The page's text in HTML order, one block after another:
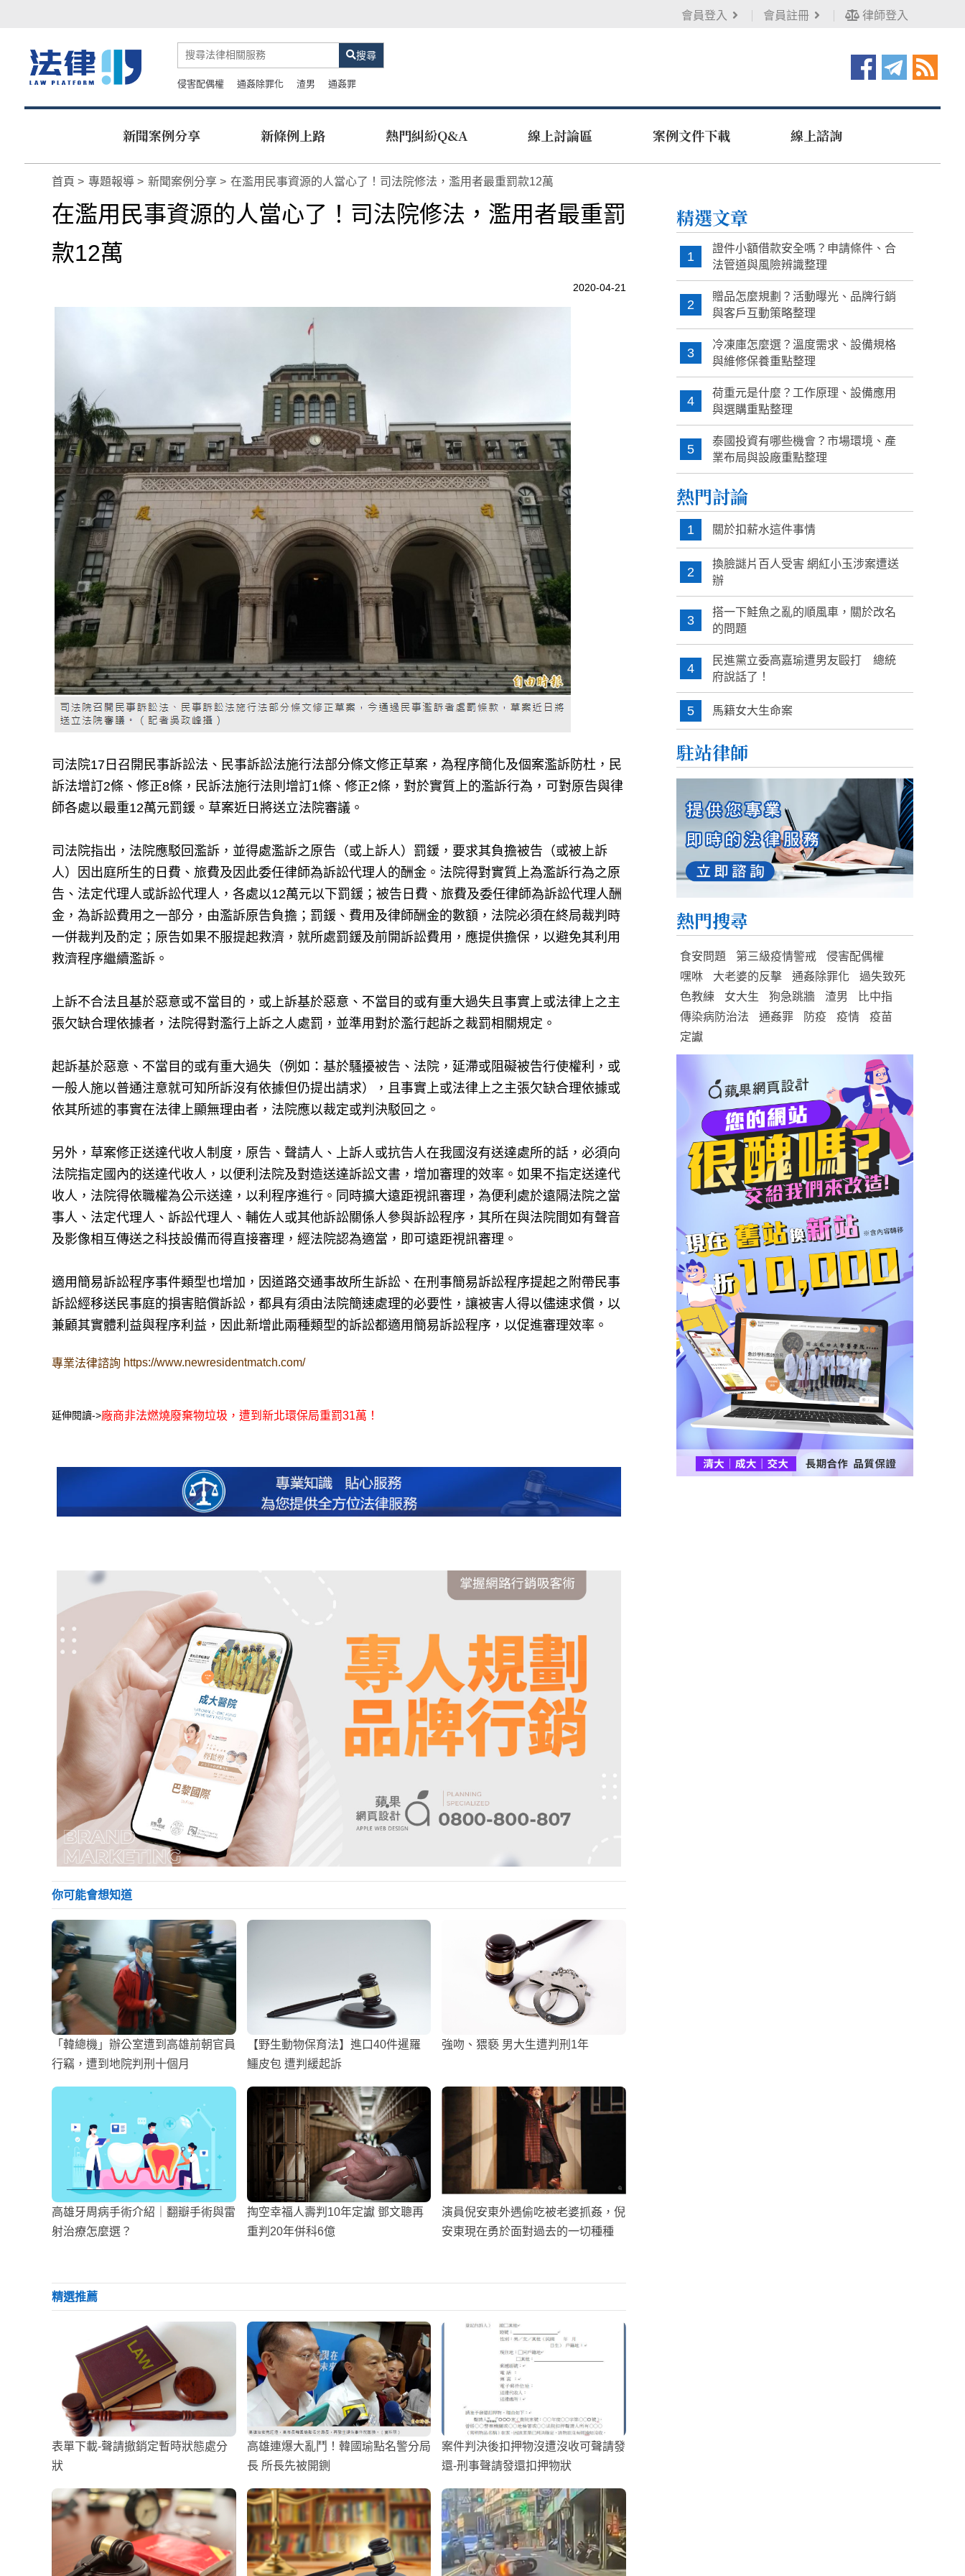
會員登入 會員註冊 律師登入
搜尋
侵害配偶權 通姦除罪化 渣男 通姦罪
新聞案例分享 新條例上路 熱門糾紛Q&A 線上討論區 案例文件下載 線上諮詢
首頁 專題報導 新聞案例分享 在濫用民事資源的人當心了！司法院修法，濫用者最重罰款12萬
在濫用民事資源的人當心了！司法院修法，濫用者最重罰
款12萬
2020-04-21
司法院17日召開民事訴訟法、民事訴訟法施行法部分條文修正草案，為程序簡化及個案濫訴防杜，民
訴法增訂2條、修正8條，民訴法施行法則增訂1條、修正2條，對於實質上的濫訴行為，可對原告與律
師各處以最重12萬元罰鍰。草案近日將送立法院審議。
司法院指出，法院應駁回濫訴，並得處濫訴之原告（或上訴人）罰鍰，要求其負擔被告（或被上訴
人）因出庭所生的日費、旅費及因此委任律師為訴訟代理人的酬金。法院得對實質上為濫訴行為之原
告、法定代理人或訴訟代理人，各處以12萬元以下罰鍰；被告日費、旅費及委任律師為訴訟代理人酬
金，為訴訟費用之一部分，由濫訴原告負擔；罰鍰、費用及律師酬金的數額，法院必須在終局裁判時
一併裁判及酌定；原告如果不服提起救濟，就所處罰鍰及前開訴訟費用，應提供擔保，以避免其利用
救濟程序繼續濫訴。
上訴不合法且基於惡意或不當目的，或上訴基於惡意、不當目的或有重大過失且事實上或法律上之主
張欠缺合理依據者，法院得對濫行上訴之人處罰，並準用對於濫行起訴之裁罰相關規定。
起訴基於惡意、不當目的或有重大過失（例如：基於騷擾被告、法院，延滯或阻礙被告行使權利，或
一般人施以普通注意就可知所訴沒有依據但仍提出請求），且事實上或法律上之主張欠缺合理依據或
依其所述的事實在法律上顯無理由者，法院應以裁定或判決駁回之。
另外，草案修正送達代收人制度，原告、聲請人、上訴人或抗告人在我國沒有送達處所的話，必須向
法院指定國內的送達代收人，以便利法院及對造送達訴訟文書，增加審理的效率。如果不指定送達代
收人，法院得依職權為公示送達，以利程序進行。同時擴大遠距視訊審理，為便利處於遠隔法院之當
事人、法定代理人、訴訟代理人、輔佐人或其他訴訟關係人參與訴訟程序，其所在與法院間如有聲音
及影像相互傳送之科技設備而得直接審理，經法院認為適當，即可遠距視訊審理。
適用簡易訴訟程序事件類型也增加，因道路交通事故所生訴訟、在刑事簡易訴訟程序提起之附帶民事
訴訟經移送民事庭的損害賠償訴訟，都具有須由法院簡速處理的必要性，讓被害人得以儘速求償，以
兼顧其實體利益與程序利益，因此新增此兩種類型的訴訟都適用簡易訴訟程序，以促進審理效率。
專業法律諮詢 https://www.newresidentmatch.com/
延伸閱讀->廠商非法燃燒廢棄物垃圾，遭到新北環保局重罰31萬！
你可能會想知道
「韓總機」辦公室遭到高雄前朝官員
行竊，遭到地院判刑十個月
【野生動物保育法】進口40件暹羅
鱷皮包 遭判緩起訴
強吻、猥褻 男大生遭判刑1年
高雄牙周病手術介紹｜翻瓣手術與雷
射治療怎麼選？
掏空幸福人壽判10年定讞 鄧文聰再
重判20年併科6億
演員倪安東外遇偷吃被老婆抓姦，倪
安東現在勇於面對過去的一切種種
精選推薦
表單下載-聲請撤銷定暫時狀態處分
狀
高雄連爆大亂鬥！韓國瑜點名警分局
長 所長先被開鍘
案件判決後扣押物沒遭沒收可聲請發
還-刑事聲請發還扣押物狀
精選文章
1
證件小額借款安全嗎？申請條件、合
法管道與風險辨識整理
2
贈品怎麼規劃？活動曝光、品牌行銷
與客戶互動策略整理
3
冷凍庫怎麼選？溫度需求、設備規格
與維修保養重點整理
4
荷重元是什麼？工作原理、設備應用
與選購重點整理
5
泰國投資有哪些機會？市場環境、產
業布局與設廠重點整理
熱門討論
1 關於扣薪水這件事情
2
換臉謎片百人受害 網紅小玉涉案遭送
辦
3
搭一下鮭魚之亂的順風車，關於改名
的問題
4
民進黨立委高嘉瑜遭男友毆打 總統
府說話了！
5 馬籍女大生命案
駐站律師
熱門搜尋
食安問題 第三級疫情警戒
侵害配偶權
嘿咻
大老婆的反擊 通姦除罪化
過失致死
色教練
女大生 狗急跳牆 渣男
比中指
傳染病防治法
通姦罪 防疫 疫情
疫苗
定讞